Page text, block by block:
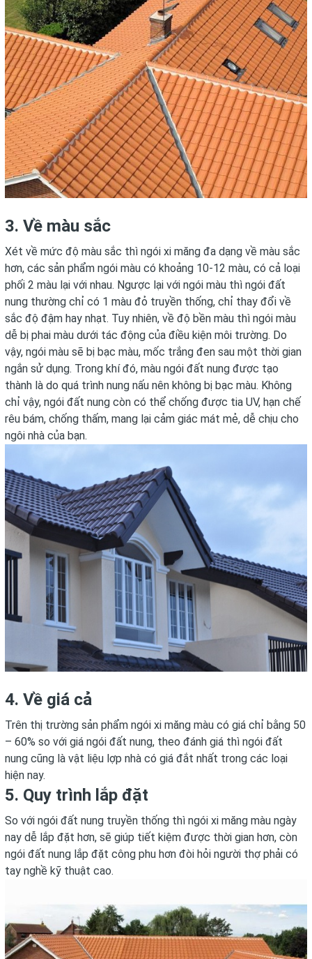
3. Về màu sắc
Xét về mức độ màu sắc thì ngói xi măng đa dạng về màu sắc
hơn, các sản phẩm ngói màu có khoảng 10-12 màu, có cả loại
phối 2 màu lại với nhau. Ngược lại với ngói màu thì ngói đất
nung thường chỉ có 1 màu đỏ truyền thống, chỉ thay đổi về
sắc độ đậm hay nhạt. Tuy nhiên, về độ bền màu thì ngói màu
dễ bị phai màu dưới tác động của điều kiện môi trường. Do
vậy, ngói màu sẽ bị bạc màu, mốc trắng đen sau một thời gian
ngắn sử dụng. Trong khí đó, màu ngói đất nung được tạo
thành là do quá trình nung nấu nên không bị bạc màu. Không
chỉ vậy, ngói đất nung còn có thể chống được tia UV, hạn chế
rêu bám, chống thấm, mang lại cảm giác mát mẻ, dễ chịu cho
ngôi nhà của bạn.
4. Về giá cả
Trên thị trường sản phẩm ngói xi măng màu có giá chỉ bằng 50
– 60% so với giá ngói đất nung, theo đánh giá thì ngói đất
nung cũng là vật liệu lợp nhà có giá đắt nhất trong các loại
hiện nay.
5. Quy trình lắp đặt
So với ngói đất nung truyền thống thì ngói xi măng màu ngày
nay dễ lắp đặt hơn, sẽ giúp tiết kiệm được thời gian hơn, còn
ngói đất nung lắp đặt công phu hơn đòi hỏi người thợ phải có
tay nghề kỹ thuật cao.